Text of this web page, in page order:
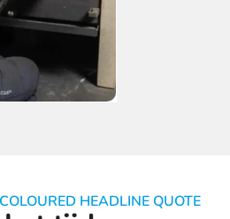
HEADLINE QUOTE